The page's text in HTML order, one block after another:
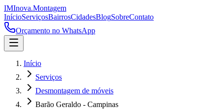
IMInova.Montagem
InícioServiçosBairrosCidadesBlogSobreContato
Orçamento no WhatsApp
Início
Serviços
Desmontagem de móveis
Barão Geraldo - Campinas